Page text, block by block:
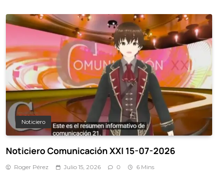
Noticiero
Noticiero Comunicación XXI 15-07-2026
Roger Pérez Julio 15, 2026 0 6 Mins